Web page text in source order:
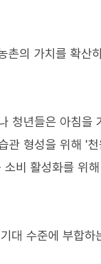
촌의 가치를 확산
청년들은 아침을
관 형성을 위해 '
비 활성화를 위
대 수준에 부합